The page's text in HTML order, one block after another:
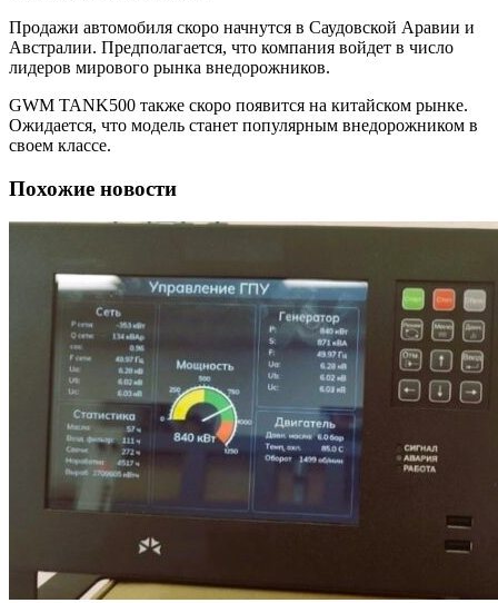
Продажи автомобиля скоро начнутся в Саудовской Аравии и
Австралии. Предполагается, что компания войдет в число
лидеров мирового рынка внедорожников.
GWM TANK500 также скоро появится на китайском рынке.
Ожидается, что модель станет популярным внедорожником в
своем классе.
Похожие новости